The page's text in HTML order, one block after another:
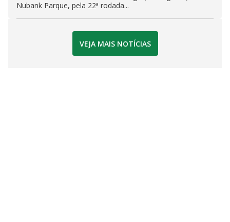
Nubank Parque, pela 22ª rodada...
VEJA MAIS NOTÍCIAS